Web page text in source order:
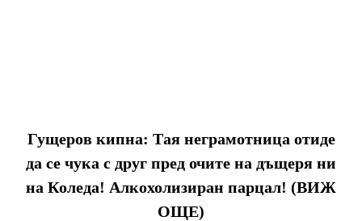
Гущеров кипна: Тая неграмотница отиде
да се чука с друг пред очите на дъщеря ни
на Коледа! Алкохолизиран парцал! (ВИЖ
ОЩЕ)